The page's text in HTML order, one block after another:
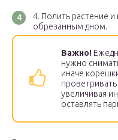
Полить растение
обрезанным дном.
Важно!
нужно
иначе
увеличивая
оставлять